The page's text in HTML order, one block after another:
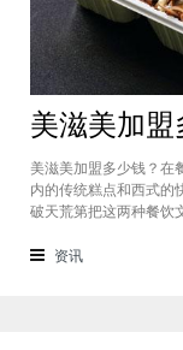
美滋美加盟多少钱？在
内的传统糕点和西式的
破天荒第把这两种餐饮
吗，加盟费是多少？美
资讯